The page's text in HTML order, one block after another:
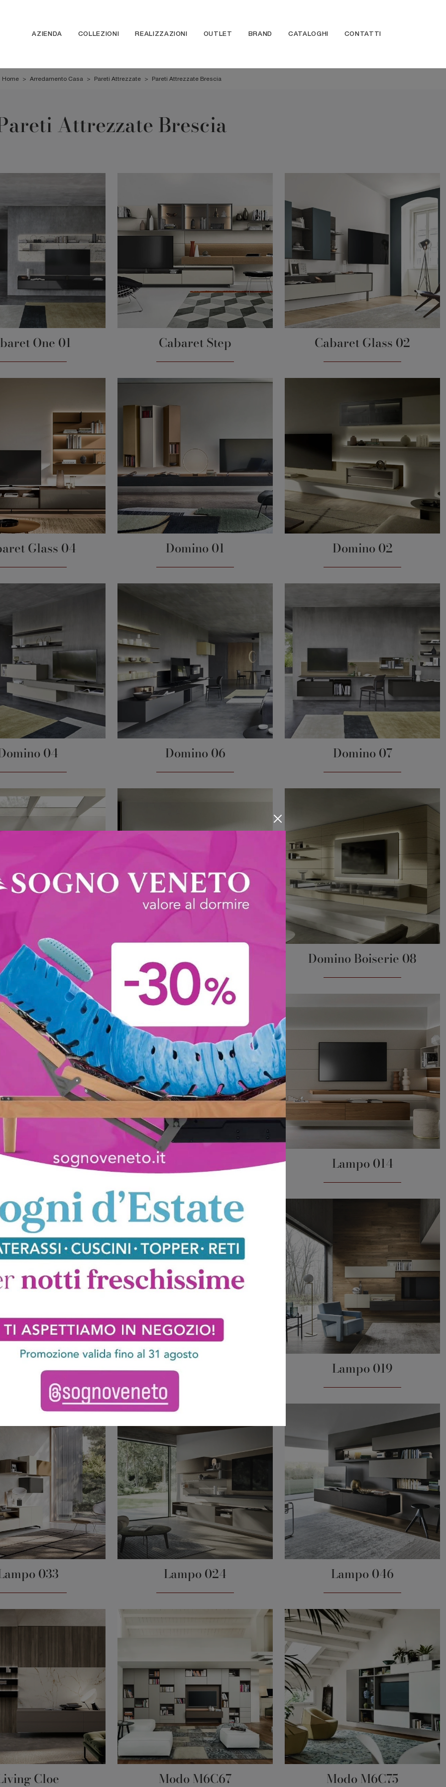
AZIENDA COLLEZIONI REALIZZAZIONI OUTLET BRAND CATALOGHI CONTATTI
Home > Arredamento Casa > Pareti Attrezzate > Pareti Attrezzate Brescia
Attrezzate Brescia
One 01 Cabaret Step Cabaret Glass 02
Glass 04 Domino 01 Domino 02
04 Domino 06 Domino 07
Boiserie 03 Domino Boiserie 05 Domino Boiserie 08
186 Lampo 198 Lampo 014
004 Laccata Lampo 005 Lampo 019
033 Lampo 024 Lampo 046
Cloe Modo M6C67 Modo M6C75